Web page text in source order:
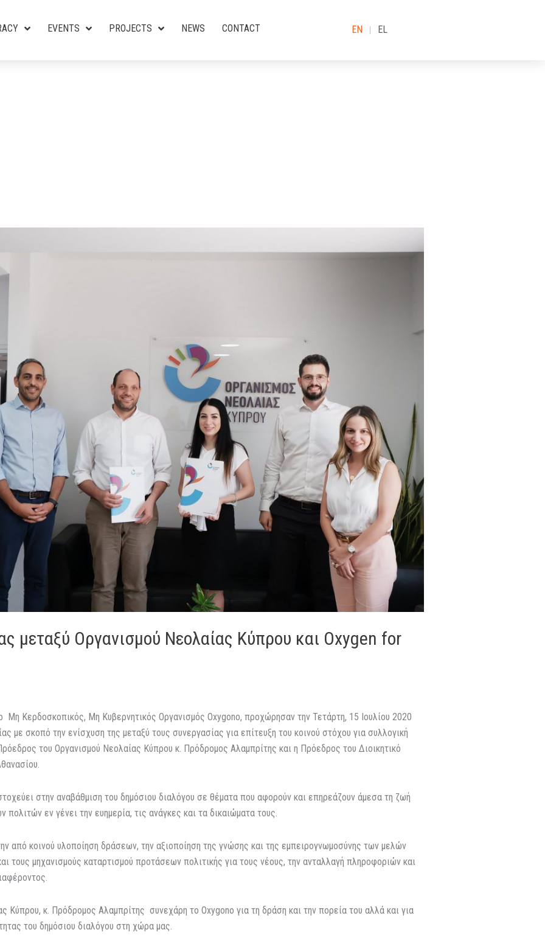
EVENTS PROJECTS NEWS CONTACT EN EL
μεταξύ Οργανισμού Νεολαίας Κύπρου και Oxygen for
Κερδοσκοπικός, Μη Κυβερνητικός Οργανισμός Oxygono, προχώρησαν την Τετάρτη, 15 Ιουλίου 2020
με σκοπό την ενίσχυση της μεταξύ τους συνεργασίας για επίτευξη του κοινού στόχου για συλλογική
του Οργανισμού Νεολαίας Κύπρου κ. Πρόδρομος Αλαμπρίτης και η Πρόεδρος του Διοικητικό
στην αναβάθμιση του δημόσιου διαλόγου σε θέματα που αφορούν και επηρεάζουν άμεσα τη ζωή
εν γένει την ευημερία, τις ανάγκες και τα δικαιώματα τους.
από κοινού υλοποίηση δράσεων, την αξιοποίηση της γνώσης και της εμπειρογνωμοσύνης των μελών
τους μηχανισμούς καταρτισμού προτάσεων πολιτικής για τους νέους, την ανταλλαγή πληροφοριών και
Κύπρου, κ. Πρόδρομος Αλαμπρίτης συνεχάρη το Oxygono για τη δράση και την πορεία του αλλά και για
του δημόσιου διαλόγου στη χώρα μας.